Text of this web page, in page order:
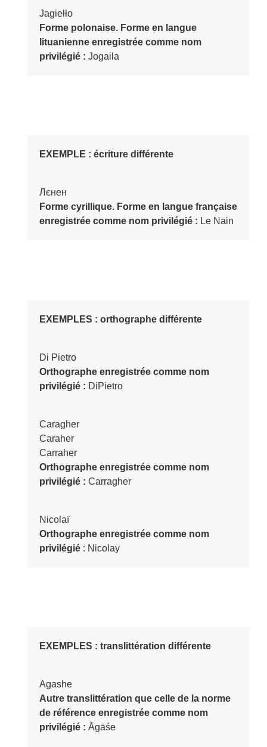
Jagiełło
Forme polonaise. Forme en langue
lituanienne enregistrée comme nom
privilégié : Jogaila
EXEMPLE : écriture différente
Лєнен
Forme cyrillique. Forme en langue française
enregistrée comme nom privilégié : Le Nain
EXEMPLES : orthographe différente
Di Pietro
Orthographe enregistrée comme nom
privilégié : DiPietro
Caragher
Caraher
Carraher
Orthographe enregistrée comme nom
privilégié : Carragher
Nicolaï
Orthographe enregistrée comme nom
privilégié: Nicolay
EXEMPLES : translittération différente
Agashe
Autre translittération que celle de la norme
de référence enregistrée comme nom
privilégié : Āgāśe